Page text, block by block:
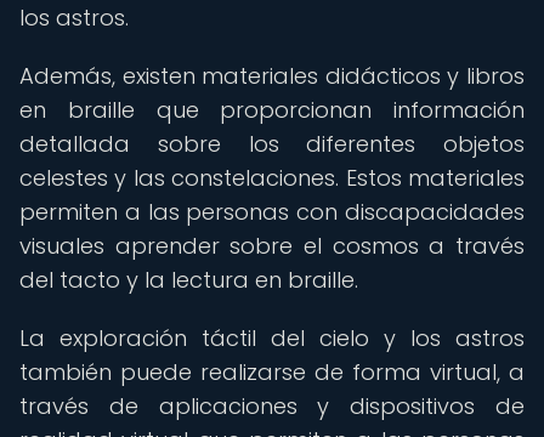
los astros.
Además, existen materiales didácticos y libros
en braille que proporcionan información
detallada sobre los diferentes objetos
celestes y las constelaciones. Estos materiales
permiten a las personas con discapacidades
visuales aprender sobre el cosmos a través
del tacto y la lectura en braille.
La exploración táctil del cielo y los astros
también puede realizarse de forma virtual, a
través de aplicaciones y dispositivos de